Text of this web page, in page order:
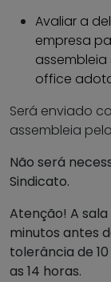
Avaliar a
empresa
office
Será enviado
assembleia pelo
Não será
Sindicato.
Atenção! A
minutos antes
tolerância de
as 14 horas.